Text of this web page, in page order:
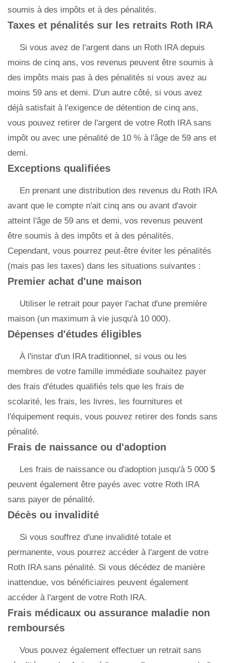
soumis à des impôts et à des pénalités.
Taxes et pénalités sur les retraits Roth IRA
Si vous avez de l'argent dans un Roth IRA depuis
moins de cinq ans, vos revenus peuvent être soumis à
des impôts mais pas à des pénalités si vous avez au
moins 59 ans et demi. D'un autre côté, si vous avez
déjà satisfait à l'exigence de détention de cinq ans,
vous pouvez retirer de l'argent de votre Roth IRA sans
impôt ou avec une pénalité de 10 % à l'âge de 59 ans et
demi.
Exceptions qualifiées
En prenant une distribution des revenus du Roth IRA
avant que le compte n'ait cinq ans ou avant d'avoir
atteint l'âge de 59 ans et demi, vos revenus peuvent
être soumis à des impôts et à des pénalités.
Cependant, vous pourrez peut-être éviter les pénalités
(mais pas les taxes) dans les situations suivantes :
Premier achat d'une maison
Utiliser le retrait pour payer l'achat d'une première
maison (un maximum à vie jusqu'à 10 000).
Dépenses d'études éligibles
À l'instar d'un IRA traditionnel, si vous ou les
membres de votre famille immédiate souhaitez payer
des frais d'études qualifiés tels que les frais de
scolarité, les frais, les livres, les fournitures et
l'équipement requis, vous pouvez retirer des fonds sans
pénalité.
Frais de naissance ou d'adoption
Les frais de naissance ou d'adoption jusqu'à 5 000 $
peuvent également être payés avec votre Roth IRA
sans payer de pénalité.
Décès ou invalidité
Si vous souffrez d'une invalidité totale et
permanente, vous pourrez accéder à l'argent de votre
Roth IRA sans pénalité. Si vous décédez de manière
inattendue, vos bénéficiaires peuvent également
accéder à l'argent de votre Roth IRA.
Frais médicaux ou assurance maladie non
remboursés
Vous pouvez également effectuer un retrait sans